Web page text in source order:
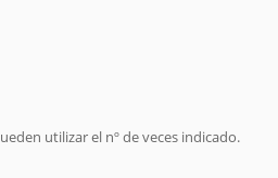
utilizar el nº de veces indicado.